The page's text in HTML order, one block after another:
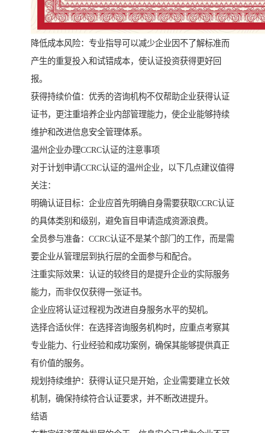
降低成本风险：专业指导可以减少企业因不了解标准而
产生的重复投入和试错成本，使认证投资获得更好回
报。
获得持续价值：优秀的咨询机构不仅帮助企业获得认证
证书，更注重培养企业内部管理能力，使企业能够持续
维护和改进信息安全管理体系。
温州企业办理CCRC认证的注意事项
对于计划申请CCRC认证的温州企业，以下几点建议值得
关注：
明确认证目标：企业应首先明确自身需要获取CCRC认证
的具体类别和级别，避免盲目申请造成资源浪费。
全员参与准备：CCRC认证不是某个部门的工作，而是需
要企业从管理层到执行层的全面参与和配合。
注重实际效果：认证的较终目的是提升企业的实际服务
能力，而非仅仅获得一张证书。
企业应将认证过程视为改进自身服务水平的契机。
选择合适伙伴：在选择咨询服务机构时，应重点考察其
专业能力、行业经验和成功案例，确保其能够提供真正
有价值的服务。
规划持续维护：获得认证只是开始，企业需要建立长效
机制，确保持续符合认证要求，并不断改进提升。
结语